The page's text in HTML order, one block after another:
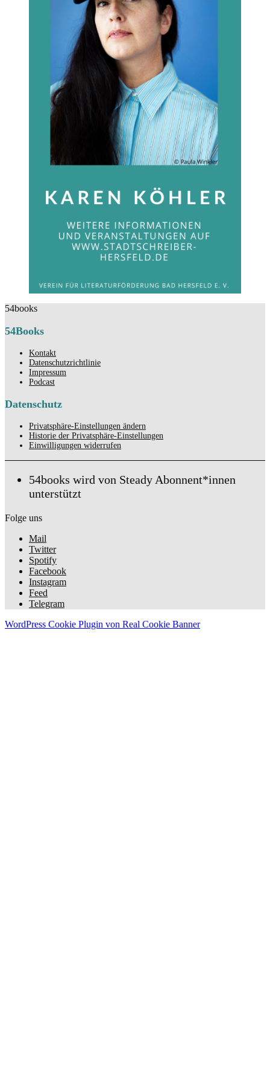
54books
54Books
Kontakt
Datenschutzrichtlinie
Impressum
Podcast
Datenschutz
Privatsphäre-Einstellungen ändern
Historie der Privatsphäre-Einstellungen
Einwilligungen widerrufen
54books wird von Steady Abonnent*innen
unterstützt
Folge uns
Mail
Twitter
Spotify
Facebook
Instagram
Feed
Telegram
WordPress Cookie Plugin von Real Cookie Banner